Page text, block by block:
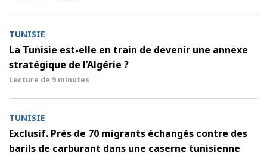
TUNISIE
La Tunisie est-elle en train de devenir une annexe
stratégique de l’Algérie ?
Lecture de 9 minutes
TUNISIE
Exclusif. Près de 70 migrants échangés contre des
barils de carburant dans une caserne tunisienne